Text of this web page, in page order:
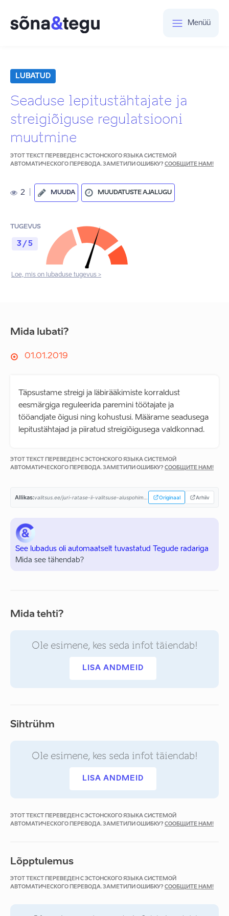
Menüü
LUBATUD
Seaduse lepitustähtajate ja
streigiõiguse regulatsiooni
muutmine
ЭТОТ ТЕКСТ ПЕРЕВЕДЕН С ЭСТОНСКОГО ЯЗЫКА СИСТЕМОЙ
АВТОМАТИЧЕСКОГО ПЕРЕВОДА. ЗАМЕТИЛИ ОШИБКУ? СООБЩИТЕ НАМ!
2 MUUDA MUUDATUSTE AJALUGU
TUGEVUS
3 / 5
Loe, mis on lubaduse tugevus >
Mida lubati?
01.01.2019
Täpsustame streigi ja läbirääkimiste korraldust
eesmärgiga reguleerida paremini töötajate ja
tööandjate õigusi ning kohustusi. Määrame seadusega
lepitustähtajad ja piiratud streigiõigusega valdkonnad.
ЭТОТ ТЕКСТ ПЕРЕВЕДЕН С ЭСТОНСКОГО ЯЗЫКА СИСТЕМОЙ
АВТОМАТИЧЕСКОГО ПЕРЕВОДА. ЗАМЕТИЛИ ОШИБКУ? СООБЩИТЕ НАМ!
Allikas: Originaal Arhiiv
See lubadus oli automaatselt tuvastatud Tegude radariga
Mida see tähendab?
Mida tehti?
Ole esimene, kes seda infot täiendab!
LISA ANDMEID
Sihtrühm
Ole esimene, kes seda infot täiendab!
LISA ANDMEID
ЭТОТ ТЕКСТ ПЕРЕВЕДЕН С ЭСТОНСКОГО ЯЗЫКА СИСТЕМОЙ
АВТОМАТИЧЕСКОГО ПЕРЕВОДА. ЗАМЕТИЛИ ОШИБКУ? СООБЩИТЕ НАМ!
Lõpptulemus
ЭТОТ ТЕКСТ ПЕРЕВЕДЕН С ЭСТОНСКОГО ЯЗЫКА СИСТЕМОЙ
АВТОМАТИЧЕСКОГО ПЕРЕВОДА. ЗАМЕТИЛИ ОШИБКУ? СООБЩИТЕ НАМ!